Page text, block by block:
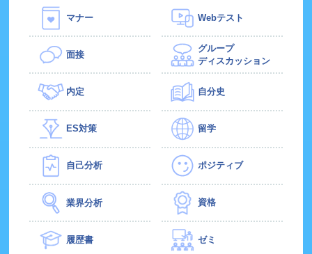
マナー Webテスト
面接
グループ
ディスカッション
内定 自分史
ES対策 留学
自己分析 ポジティブ
業界分析 資格
履歴書 ゼミ